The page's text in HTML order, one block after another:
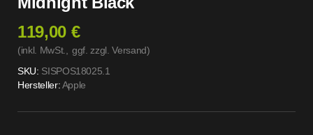
119,00 €
(inkl. MwSt., ggf. zzgl. Versand)
SKU: SISPOS18025.1
Hersteller:Apple